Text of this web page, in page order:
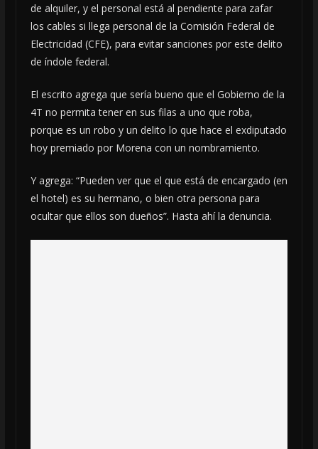
de alquiler, y el personal está al pendiente para zafar
los cables si llega personal de la Comisión Federal de
Electricidad (CFE), para evitar sanciones por este delito
de índole federal.
El escrito agrega que sería bueno que el Gobierno de la
4T no permita tener en sus filas a uno que roba,
porque es un robo y un delito lo que hace el exdiputado
hoy premiado por Morena con un nombramiento.
Y agrega: “Pueden ver que el que está de encargado (en
el hotel) es su hermano, o bien otra persona para
ocultar que ellos son dueños”. Hasta ahí la denuncia.